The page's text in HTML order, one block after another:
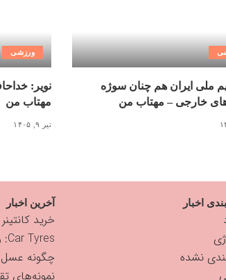
ملی ایران هم چنان سوژه
خارجی – مهتاب من
ورزشی
نویر:
مهتاب من
تیر ۹, ۱۴۰۵
اخبار
نشده
آخرین اخبار
خرید کانتینر ۲۰ و ۴۰ فوت با بهترین قیمت
Car Tyres: راهنمای کامل خرید تایر
چگونه عسل
نمونه‌های